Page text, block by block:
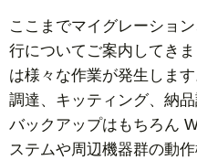
ここまでマイグレーショ
行についてご案内してき
は様々な作業が発生しま
調達、キッティング、納
バックアップはもちろん
ステムや周辺機器群の動